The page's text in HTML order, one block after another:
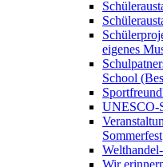
eigenes
School
UNESCO-
Sommerfest